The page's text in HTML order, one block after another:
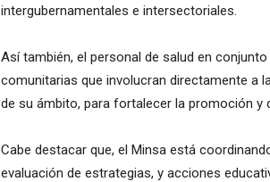
intergubernamentales e intersectoriales.
Así también, el personal de salud en
comunitarias que involucran directamente a
de su ámbito, para fortalecer la promoción y
Cabe destacar que, el Minsa está
evaluación de estrategias, y acciones